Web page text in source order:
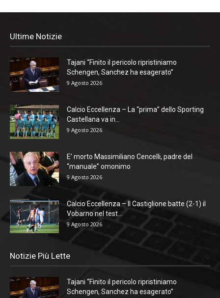
Ultime Notizie
Tajani “Finito il pericolo ripristiniamo
Schengen, Sanchez ha esagerato”
9 Agosto 2026
Calcio Eccellenza – La “prima” dello Sporting
Castellana va in...
9 Agosto 2026
E’ morto Massimiliano Cencelli, padre del
“manuale” omonimo
9 Agosto 2026
Calcio Eccellenza – Il Castiglione batte (2-1) il
Vobarno nel test...
9 Agosto 2026
Notizie Più Lette
Tajani “Finito il pericolo ripristiniamo
Schengen, Sanchez ha esagerato”